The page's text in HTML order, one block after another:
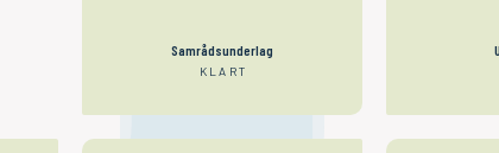
Samrådsunderlag
KLART